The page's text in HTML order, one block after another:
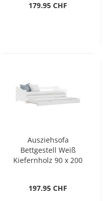
179.95 CHF
Ausziehsofa
Bettgestell Weiß
Kiefernholz 90 x 200
197.95 CHF